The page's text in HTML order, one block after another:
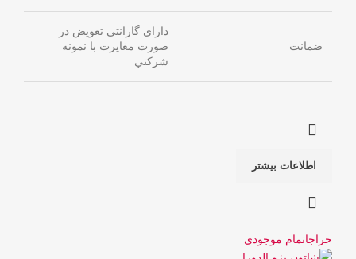
ضمانت
داراي گارانتي تعويض در
صورت مغايرت با نمونه
شركتي
اطلاعات بیشتر
حراجاتمام موجودی